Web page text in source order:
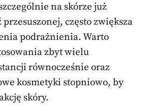
na skórze już
przesuszonej, często zwiększa
podrażnienia. Warto
zbyt wielu
równocześnie oraz
kosmetyki stopniowo, by
skóry.